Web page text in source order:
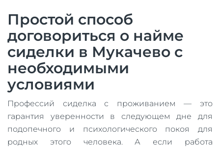
Простой способ
договориться о найме
сиделки в Мукачево с
необходимыми
условиями
Профессий сиделка с проживанием — это
гарантия уверенности в следующем дне для
подопечного и психологического покоя для
родных этого человека. А если работа